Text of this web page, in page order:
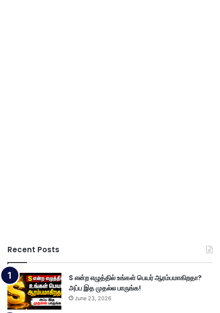
Recent Posts
S என்ற எழுத்தில் உங்கள் பெயர் ஆரம்பமாகிறதா?
அப்ப இத முதல்ல பாருங்க!
June 23, 2026